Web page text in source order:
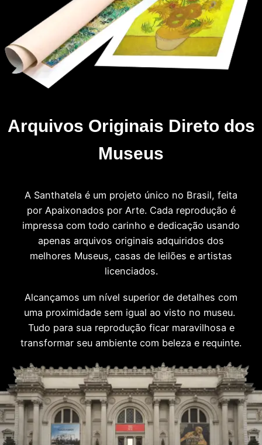
Arquivos Originais Direto dos
Museus
A Santhatela é um projeto único no Brasil, feita
por Apaixonados por Arte. Cada reprodução é
impressa com todo carinho e dedicação usando
apenas arquivos originais adquiridos dos
melhores Museus, casas de leilões e artistas
licenciados.
Alcançamos um nível superior de detalhes com
uma proximidade sem igual ao visto no museu.
Tudo para sua reprodução ficar maravilhosa e
transformar seu ambiente com beleza e requinte.